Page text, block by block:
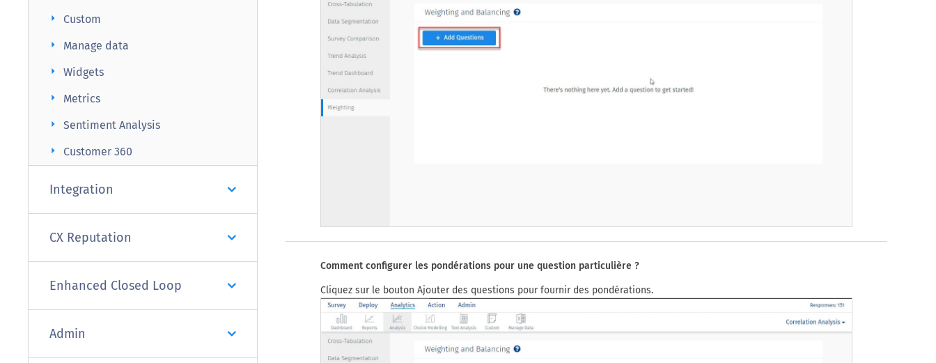
Custom
arrow_right
Manage data
arrow_right
Widgets
arrow_right
Metrics
arrow_right
Sentiment Analysis
arrow_right
Customer 360
arrow_right
Integration
CX Reputation
Enhanced Closed Loop
Admin
Comment configurer les pondérations pour une question particulière ?
Cliquez sur le bouton Ajouter des questions pour fournir des pondérations.